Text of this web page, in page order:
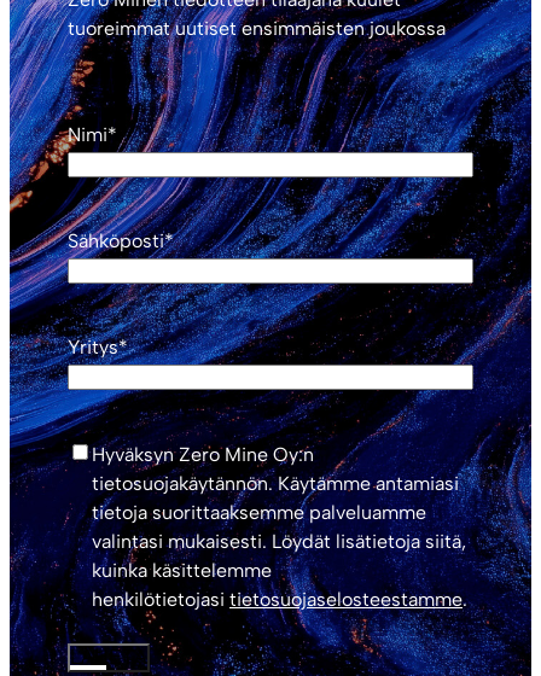
tuoreimmat uutiset ensimmäisten joukossa
Nimi*
Sähköposti*
Yritys*
*
Hyväksyn Zero Mine Oy:n
tietosuojakäytännön. Käytämme antamiasi
tietoja suorittaaksemme palveluamme
valintasi mukaisesti. Löydät lisätietoja siitä,
kuinka käsittelemme
henkilötietojasi tietosuojaselosteestamme.
LÄHETÄ